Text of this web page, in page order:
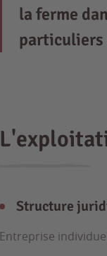
la ferme
particuliers
Structure
Entreprise